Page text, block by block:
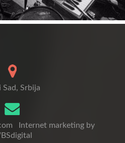
Sad, Srbija
Internet marketing by